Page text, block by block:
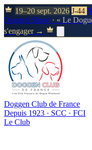
19–20 sept. 2026 J-44
Doggen Show · « Le
s'engager →
Doggen Club de France
Depuis 1923 · SCC · FCI
Le Club